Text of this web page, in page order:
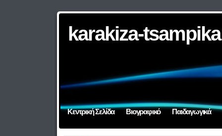
karakiza-tsampika
Κεντρική Σελίδα Βιογραφικό Παιδαγωγικά